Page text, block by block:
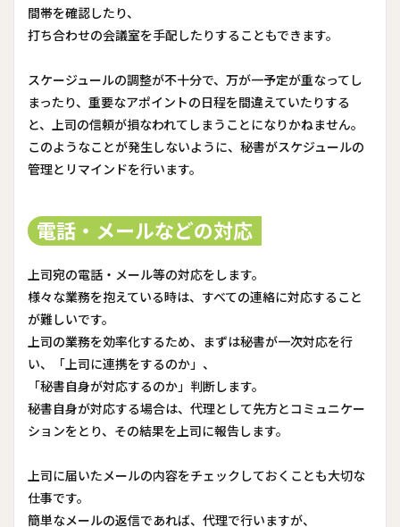
間帯を確認したり、
打ち合わせの会議室を手配したりすることもできます。
スケージュールの調整が不十分で、万が一予定が重なってし
まったり、重要なアポイントの日程を間違えていたりする
と、上司の信頼が損なわれてしまうことになりかねません。
このようなことが発生しないように、秘書がスケジュールの
管理とリマインドを行います。
電話・メールなどの対応
上司宛の電話・メール等の対応をします。
様々な業務を抱えている時は、すべての連絡に対応すること
が難しいです。
上司の業務を効率化するため、まずは秘書が一次対応を行
い、「上司に連携をするのか」、
「秘書自身が対応するのか」判断します。
秘書自身が対応する場合は、代理として先方とコミュニケー
ションをとり、その結果を上司に報告します。
上司に届いたメールの内容をチェックしておくことも大切な
仕事です。
簡単なメールの返信であれば、代理で行いますが、